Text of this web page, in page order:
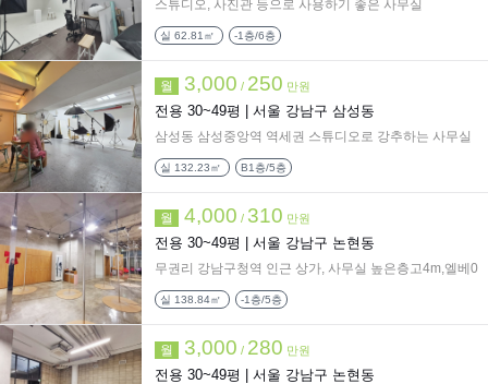
스튜디오, 사진관 등으로 사용하기 좋은 사무실
실 62.81㎡ -1층/6층
월 3,000 / 250 만원
전용 30~49평 | 서울 강남구 삼성동
삼성동 삼성중앙역 역세권 스튜디오로 강추하는 사무실
실 132.23㎡ B1층/5층
월 4,000 / 310 만원
전용 30~49평 | 서울 강남구 논현동
무권리 강남구청역 인근 상가, 사무실 높은층고4m,엘베0
실 138.84㎡ -1층/5층
월 3,000 / 280 만원
전용 30~49평 | 서울 강남구 논현동